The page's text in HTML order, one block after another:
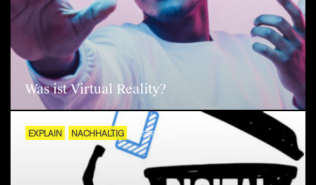
Was ist Virtual Reality?
EXPLAIN NACHHALTIG 29. SEP. 2025